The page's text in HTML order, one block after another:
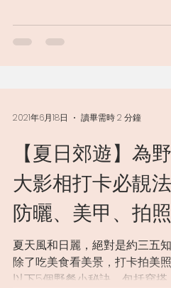
【夏日郊遊】為
大影相打卡必靚法 穿搭、美食、
防曬、美甲、拍
夏天風和日麗，絕對是約三五
除了吃美食看美景，打卡拍美
以下5個野餐小秘訣，包括穿搭
2021年6月18日 讀畢需時 2 分鐘